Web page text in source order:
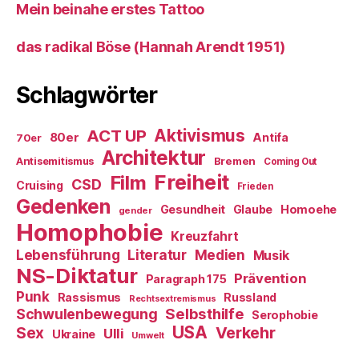
Mein beinahe erstes Tattoo
das radikal Böse (Hannah Arendt 1951)
Schlagwörter
70er 80er ACT UP Aktivismus Antifa
Antisemitismus Architektur Bremen Coming Out
Cruising CSD Film Freiheit Frieden
Gedenken gender Gesundheit Glaube Homoehe
Homophobie Kreuzfahrt
Lebensführung Literatur Medien Musik
NS-Diktatur Paragraph 175
Prävention
Punk
Rassismus Rechtsextremismus Russland
Schwulenbewegung Selbsthilfe Serophobie
Sex Ukraine Ulli Umwelt USA Verkehr